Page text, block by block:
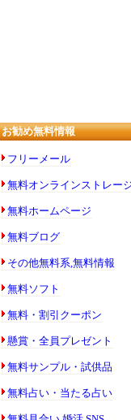
お勧め無料情報
フリーメール
無料オンラインストレー
無料ホームページ
無料ブログ
その他無料系,無料情報
無料ソフト
無料・割引クーポン
懸賞・全員プレゼント
無料サンプル・試供品
無料占い・当たる占い